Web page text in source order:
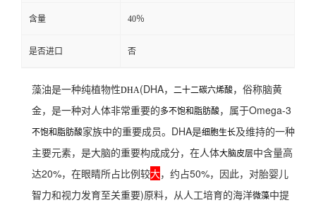
含量 40％
是否进口 否
藻油是一种纯植物性DHA(DHA， 二十二碳六烯酸，俗称脑黄
金，是一种对人体非常重要的多不饱和脂肪酸，属于Omega-3
不饱和脂肪酸家族中的重要成员。DHA是细胞生长及维持的一种
主要元素，是大脑的重要构成成分，在人体大脑皮层中含量高
达20%，在眼睛所占比例较大，约占50%，因此，对胎婴儿
智力和视力发育至关重要)原料，从人工培育的海洋微藻中提